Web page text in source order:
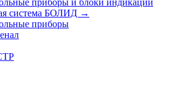
приборы и блоки индикации
система БОЛИД →
приборы